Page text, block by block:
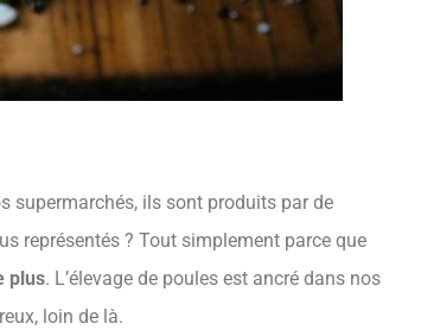
supermarchés, ils sont produits par de
représentés ? Tout simplement parce que
plus. L’élevage de poules est ancré dans nos
loin de là.